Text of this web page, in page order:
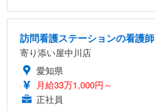
訪問看護ステーションの看護師
寄り添い屋中川店
愛知県
月給33万1,000円～
正社員